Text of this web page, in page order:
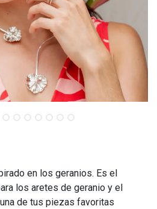
en los geranios. Es el
los aretes de geranio y el
de tus piezas favoritas